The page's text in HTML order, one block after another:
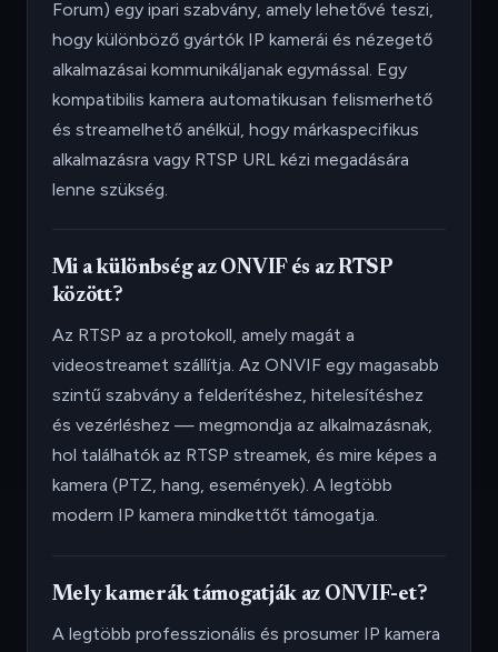
Forum) egy ipari szabvány, amely lehetővé teszi,
hogy különböző gyártók IP kamerái és nézegető
alkalmazásai kommunikáljanak egymással. Egy
kompatibilis kamera automatikusan felismerhető
és streamelhető anélkül, hogy márkaspecifikus
alkalmazásra vagy RTSP URL kézi megadására
lenne szükség.
Mi a különbség az ONVIF és az RTSP
között?
Az RTSP az a protokoll, amely magát a
videostreamet szállítja. Az ONVIF egy magasabb
szintű szabvány a felderítéshez, hitelesítéshez
és vezérléshez — megmondja az alkalmazásnak,
hol találhatók az RTSP streamek, és mire képes a
kamera (PTZ, hang, események). A legtöbb
modern IP kamera mindkettőt támogatja.
Mely kamerák támogatják az ONVIF-et?
A legtöbb professzionális és prosumer IP kamera